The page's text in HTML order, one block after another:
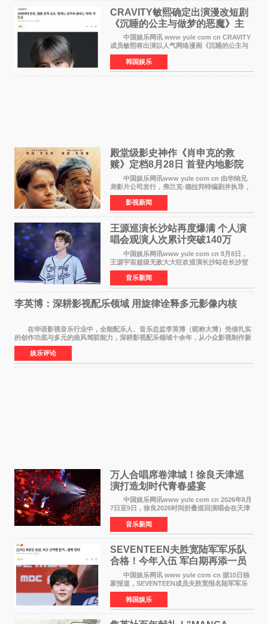
CRAVITY敏熙确定出演漫改短剧
《沉睡的公主与做梦的恶魔》主
人公
中国娱乐网讯 www yule com cn CRAVITY
成员敏熙将出演以人气网络漫画《沉睡的公主与
做梦的恶魔》为原作的短剧，担任主人公。
该短剧讲述了一直照顾陷入沉睡状态女友的吴
敏，在夜空中看
韩国娱乐
殿堂级影史神作《肖申克的救
赎》定档8月28日 首登内地影院
中国娱乐网讯www yule com cn 由华纳兄
弟影片公司发行，弗兰克·德拉邦特编剧并执导，
蒂姆·罗宾斯、摩根·弗里曼主演的影史传世经典
《肖申克的救赎》（The Shawshank
Redemption）今日发布
影视新闻
王源巡演长沙站再度爆满 个人演
唱会观演人次累计突破140万
中国娱乐网讯www yule com cn 8月8日，
王源宇宙超级无敌大大狂欢巡演长沙站在长沙贺
龙体育场唱响，这也是王源个人巡演首次登陆长
沙。十年前，王源曾在这座熟悉的城市举办16岁
生日会，从当初的
音乐新闻
李英博：深耕影视配乐领域 用旋律诠释多元影像内核
在华语影视音乐行业中，全能配乐人、音乐总监李英博（昵称大博）凭借扎实
的创作功底与多元的曲风驾驭能力，深耕影视配乐领域十余年，从小众影视制作新
人成长为横跨主旋律电影、动画番剧、网剧
娱乐评论
万人合唱席卷津城！徐良天津巡
演打造划时代青春盛宴
中国娱乐网讯www yule com cn 2026年8月
7日至9日，徐良2026时间折叠巡回演唱会在天津
连续举办三场演出。整场演出凭借扎实的音乐内
容、有温度的舞台叙事与充满巧思的现场设计，
为天津本地及专
音乐新闻
SEVENTEEN夫胜宽陆军军乐队
合格！今年入伍 军白期再添一员
中国娱乐网讯 www yule com cn 据10日独
家报道，SEVENTEEN成员夫胜宽报名陆军军乐
队并合格，预计将于今年入伍，成为组合中又一
位履行国防义务的成员。 目前SEVENTEEN
正全面进入军白期—
韩国娱乐